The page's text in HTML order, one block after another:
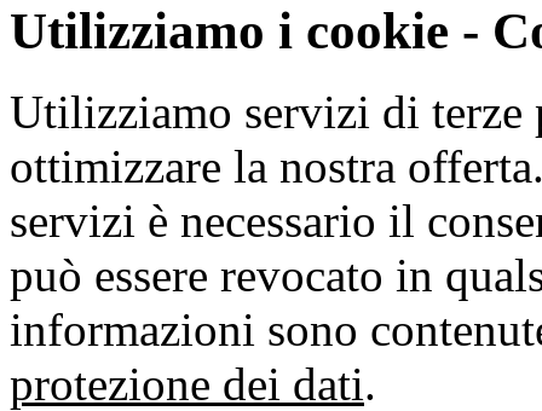
Utilizziamo i cookie -
Utilizziamo servizi di terze
ottimizzare la nostra
servizi è necessario il
può essere revocato in
informazioni sono
protezione dei dati.